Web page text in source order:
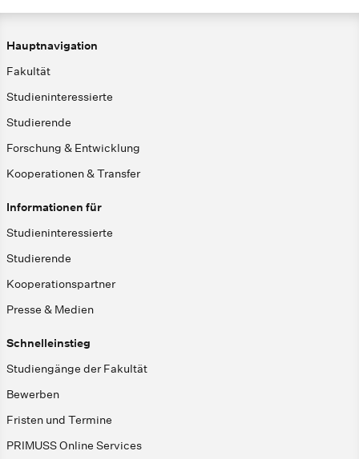
Hauptnavigation
Fakultät
Studieninteressierte
Studierende
Forschung & Entwicklung
Kooperationen & Transfer
Informationen für
Studieninteressierte
Studierende
Kooperationspartner
Presse & Medien
Schnelleinstieg
Studiengänge der Fakultät
Bewerben
Fristen und Termine
PRIMUSS Online Services